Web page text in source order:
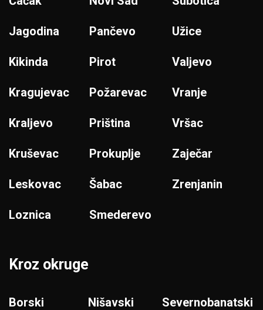
Jagodina
Kikinda
Kragujevac
Kraljevo
Kruševac
Leskovac
Loznica
Pančevo
Pirot
Požarevac
Priština
Prokuplje
Šabac
Smederevo
Užice
Valjevo
Vranje
Vršac
Zaječar
Zrenjanin
Kroz okruge
Borski Nišavski Severnobanatski